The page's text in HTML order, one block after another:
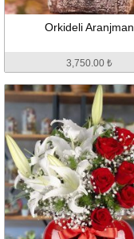
Orkideli Aranjman
3,750.00 ₺